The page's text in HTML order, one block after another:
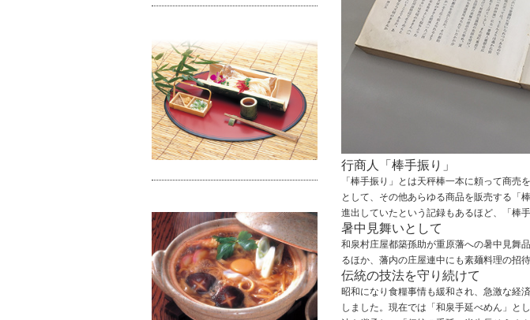
行商人「棒手振り」
「棒手振り」とは天秤棒一本に頼って商
として、その他あらゆる商品を販売する「
進出していたという記録もあるほど、「棒
暑中見舞いとして
和泉村庄屋都築孫助が重原藩への暑中見舞
るほか、藩内の庄屋連中にも素麺料理の招
伝統の技法を守り続けて
昭和になり食糧事情も緩和され、急激な経
しました。現在では「和泉手延べめん」と